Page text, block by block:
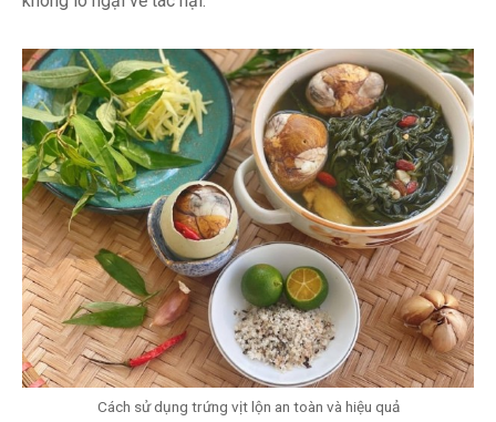
Cách sử dụng trứng vịt lộn an toàn và hiệu quả